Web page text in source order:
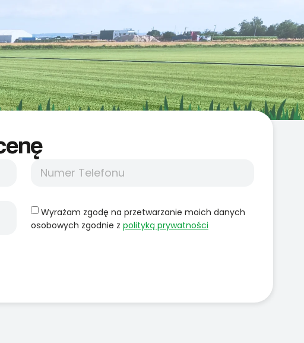
Wyrażam zgodę na przetwarzanie moich danych
osobowych zgodnie z polityką prywatności